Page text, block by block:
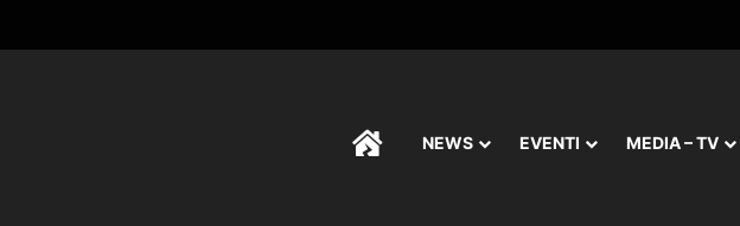
HOMENEWS EVENTI MEDIA – TV